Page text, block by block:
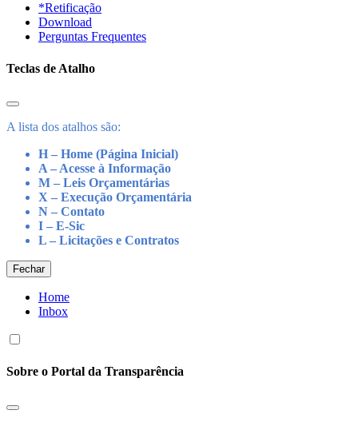
*Retificação
Download
Perguntas Frequentes
Teclas de Atalho
A lista dos atalhos são:
H – Home (Página Inicial)
A – Acesse à Informação
M – Leis Orçamentárias
X – Execução Orçamentária
N – Contato
I – E-Sic
L – Licitações e Contratos
Fechar
Home
Inbox
Sobre o Portal da Transparência